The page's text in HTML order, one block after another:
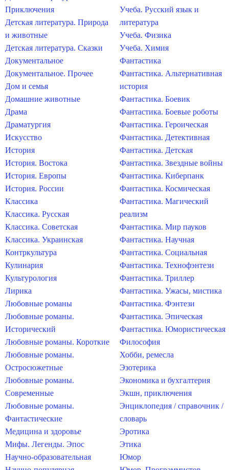
Приключения
Детская литература. Природа
и животные
Детская литература. Сказки
Документальное
Документальное. Прочее
Дом и семья
Домашние животные
Драма
Драматургия
Искусство
История
История. Востока
История. Европы
История. России
Классика
Классика. Русская
Классика. Советская
Классика. Украинская
Контркультура
Кулинария
Культурология
Лирика
Любовные романы
Любовные романы.
Исторический
Любовные романы. Короткие
Любовные романы.
Остросюжетные
Любовные романы.
Современные
Любовные романы.
Фантастические
Медицина и здоровье
Мифы. Легенды. Эпос
Научно-образовательная
Учеба. Русский язык и
литература
Учеба. Физика
Учеба. Химия
Фантастика
Фантастика. Альтернативная
история
Фантастика. Боевик
Фантастика. Боевые роботы
Фантастика. Героическая
Фантастика. Детективная
Фантастика. Детская
Фантастика. Звездные войны
Фантастика. Киберпанк
Фантастика. Космическая
Фантастика. Магический
реализм
Фантастика. Мир пауков
Фантастика. Научная
Фантастика. Социальная
Фантастика. Технофэнтези
Фантастика. Триллер
Фантастика. Ужасы, мистика
Фантастика. Фэнтези
Фантастика. Эпическая
Фантастика. Юмористическая
Философия
Хобби, ремесла
Эзотерика
Экономика и бухгалтерия
Экшн, приключения
Энциклопедия / справочник /
словарь
Эротика
Этика
Юмор